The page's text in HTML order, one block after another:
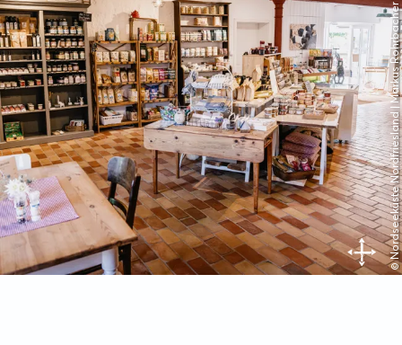
© Nordseeküste Nordfriesland | Markus Rohrbacher